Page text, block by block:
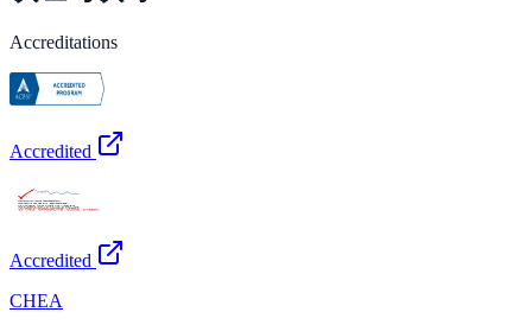
Accreditations
Accredited
Accredited
CHEA